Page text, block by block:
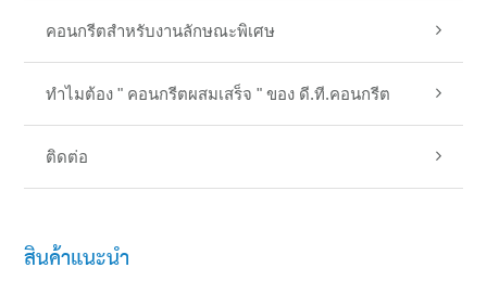
คอนกรีตสำหรับงานลักษณะพิเศษ
ทำไมต้อง " คอนกรีตผสมเสร็จ " ของ ดี.ที.คอนกรีต
ติดต่อ
สินค้าแนะนำ